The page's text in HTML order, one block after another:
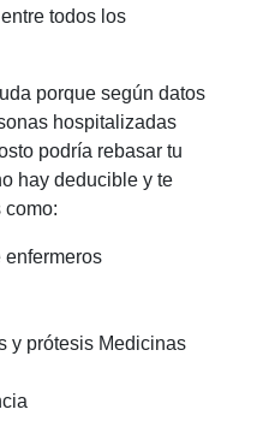
todos los
porque según datos
hospitalizadas
podría rebasar tu
hay deducible y te
como:
y prótesis Medicinas